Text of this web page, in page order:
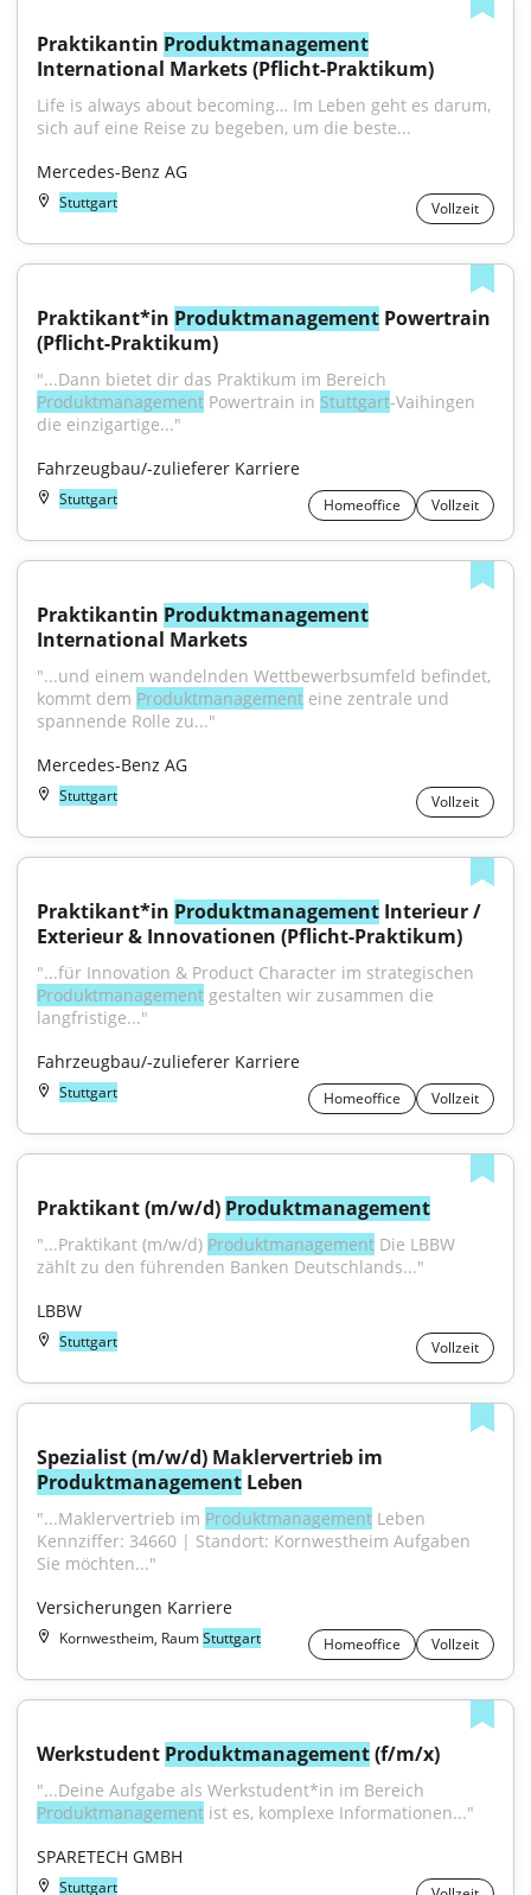
Praktikantin Produktmanagement
International Markets (Pflicht-Praktikum)
Life is always about becoming… Im Leben geht es darum,
sich auf eine Reise zu begeben, um die beste...
Mercedes-Benz AG
Stuttgart Vollzeit
Praktikant*in Produktmanagement Powertrain
(Pflicht-Praktikum)
Produktmanagement Powertrain in Stuttgart-Vaihingen
die einzigartige..."
Fahrzeugbau/-zulieferer Karriere
Stuttgart Homeoffice Vollzeit
Praktikantin Produktmanagement
International Markets
"...und einem wandelnden Wettbewerbsumfeld befindet,
kommt dem Produktmanagement eine zentrale und
spannende Rolle zu..."
Mercedes-Benz AG
Stuttgart Vollzeit
Praktikant*in Produktmanagement Interieur /
Exterieur & Innovationen (Pflicht-Praktikum)
Produktmanagement gestalten wir zusammen die
langfristige..."
Fahrzeugbau/-zulieferer Karriere
Stuttgart Homeoffice Vollzeit
Praktikant (m/w/d) Produktmanagement
"...Praktikant (m/w/d) Produktmanagement Die LBBW
zählt zu den führenden Banken Deutschlands..."
LBBW
Stuttgart Vollzeit
Produktmanagement Leben
"...Maklervertrieb im Produktmanagement Leben
Kennziffer: 34660 | Standort: Kornwestheim Aufgaben
Sie möchten..."
Versicherungen Karriere
Kornwestheim, RaumStuttgart Homeoffice Vollzeit
Werkstudent Produktmanagement (f/m/x)
Produktmanagement ist es, komplexe Informationen..."
SPARETECH GMBH
Stuttgart